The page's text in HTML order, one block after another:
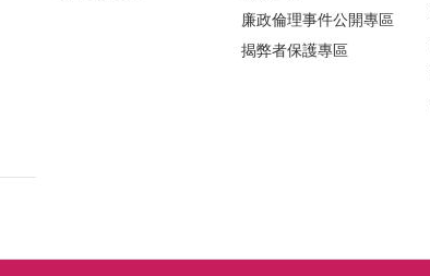
廉政倫理事件公開專區
揭弊者保護專區